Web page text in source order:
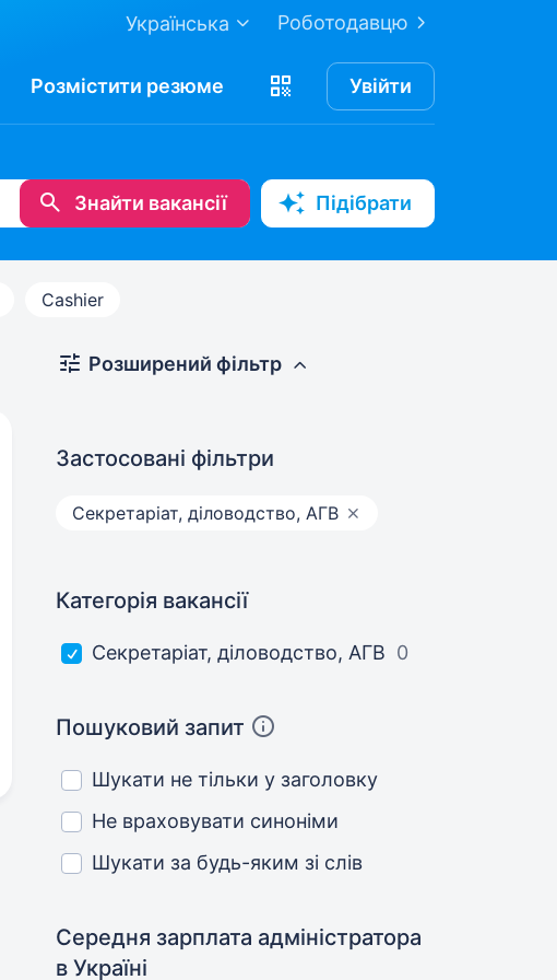
Роботодавцю
Українська
Розмістити резюме Увійти
Знайти вакансії Підібрати
Cashier
Розширений фільтр
Застосовані фільтри
Секретаріат, діловодство, АГВ
Категорія вакансії
Секретаріат, діловодство, АГВ 0
Пошуковий запит
Шукати не тільки у заголовку
Не враховувати синоніми
Шукати за будь-яким зі слів
Середня зарплата адміністратора
в Україні